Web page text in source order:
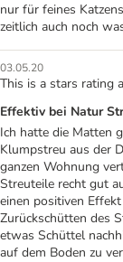
nur für feines
zeitlich auch noch
03.05.20
This is a stars rating
Effektiv bei Natur
Ich hatte die Matten
Klumpstreu aus der
ganzen Wohnung
Streuteile recht gut
einen positiven
Zurückschütten des
etwas Schüttel
auf dem Boden zu